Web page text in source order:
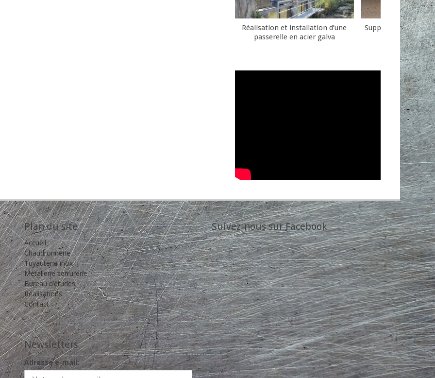
Réalisation et installation d’une
passerelle en acier galva
Support métallique
Plan du site
Accueil
Chaudronnerie
Tuyauterie inox
Métallerie serrurerie
Bureau d’études
Réalisations
Contact
Newsletters
Adresse e-mail:
Suivez-nous sur Facebook